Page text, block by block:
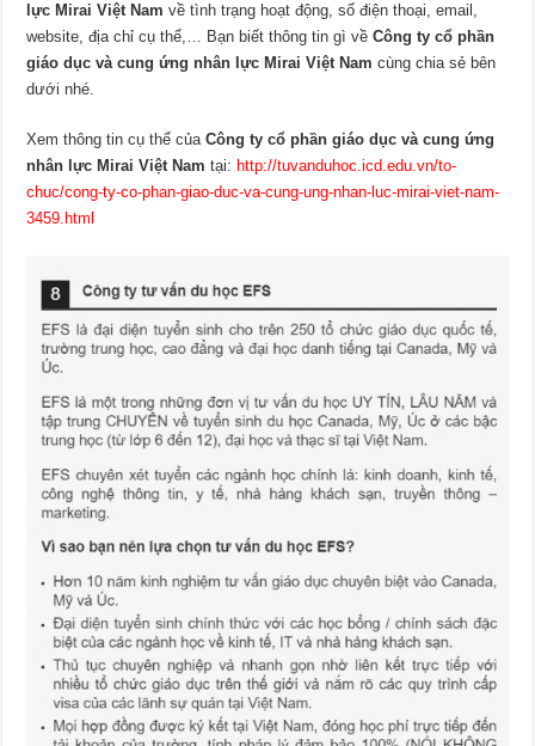
lực Mirai Việt Nam về tình trạng hoạt động, số điện thoại, email,
website, địa chỉ cụ thể,… Bạn biết thông tin gì vềCông ty cổ phần
giáo dục và cung ứng nhân lực Mirai Việt Nam cùng chia sẻ bên
dưới nhé.
Xem thông tin cụ thể củaCông ty cổ phần giáo dục và cung ứng
nhân lực Mirai Việt Nam tại: http://tuvanduhoc.icd.edu.vn/to-
chuc/cong-ty-co-phan-giao-duc-va-cung-ung-nhan-luc-mirai-viet-nam-
3459.html